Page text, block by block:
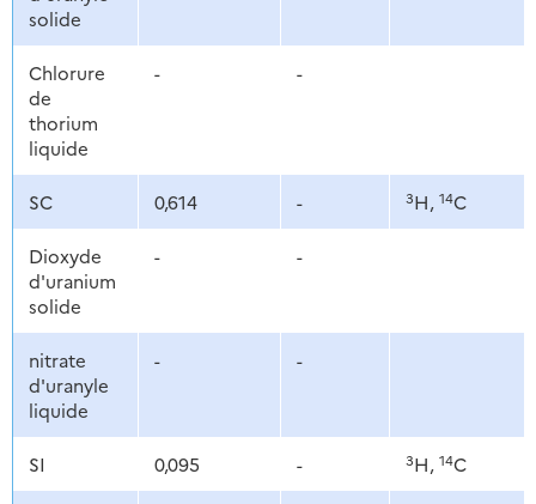
solide
Chlorure
de
thorium
liquide
- -
SC 0,614 - 3H, 14C
Dioxyde
d'uranium
solide
- -
nitrate
d'uranyle
liquide
- -
SI 0,095 - 3H, 14C